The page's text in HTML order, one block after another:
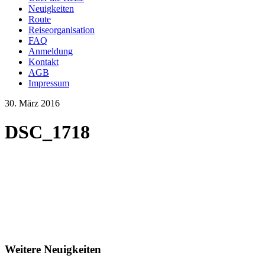
Neuigkeiten
Route
Reiseorganisation
FAQ
Anmeldung
Kontakt
AGB
Impressum
30. März 2016
DSC_1718
Weitere Neuigkeiten